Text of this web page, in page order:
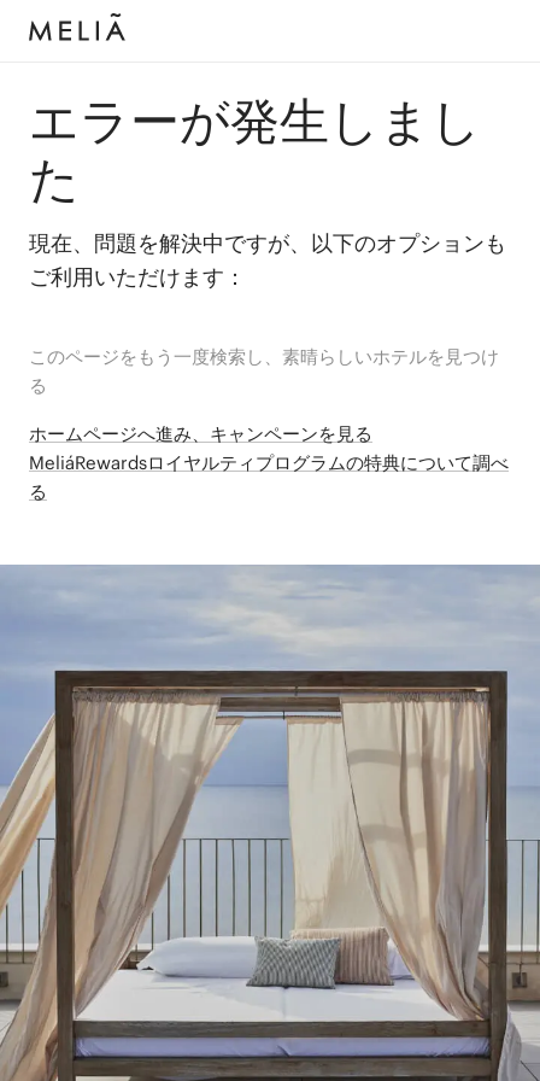
エラーが発生しまし
た
現在、問題を解決中ですが、以下のオプションも
ご利用いただけます：
このページをもう一度検索し、素晴らしいホテルを見つけ
る
ホームページへ進み、キャンペーンを見る
MeliáRewardsロイヤルティプログラムの特典について調べ
る